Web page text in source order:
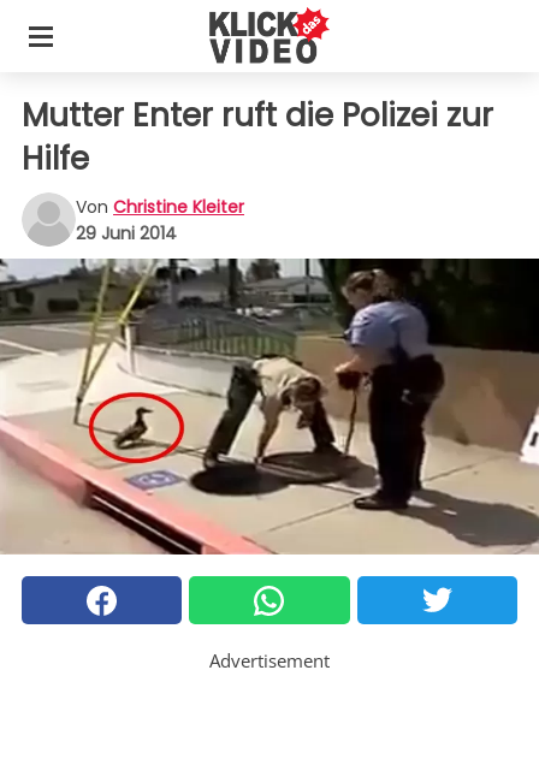
Mutter Enter ruft die Polizei zur
Hilfe
Von Christine Kleiter
29 Juni 2014
Advertisement